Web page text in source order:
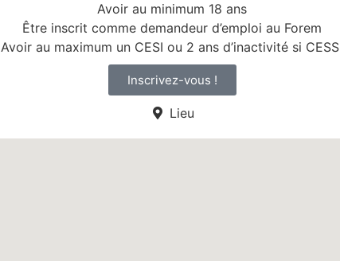
Avoir au minimum 18 ans
Être inscrit comme demandeur d’emploi au Forem
Avoir au maximum un CESI ou 2 ans d’inactivité si CESS
Inscrivez-vous !
Lieu